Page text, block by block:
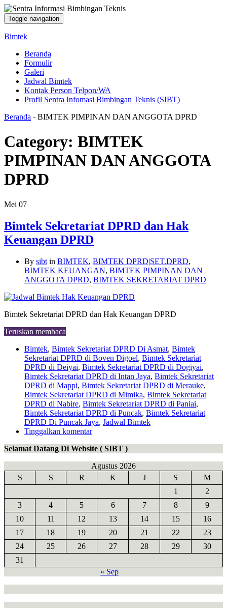
Toggle navigation
Bimtek
Beranda
Formulir
Galeri
Jadwal Bimtek
Kontak Person Telpon/WA
Profil Sentra Infomasi Bimbingan Teknis (SIBT)
Beranda - BIMTEK PIMPINAN DAN ANGGOTA DPRD
Category: BIMTEK
PIMPINAN DAN ANGGOTA
DPRD
Mei 07
Bimtek Sekretariat DPRD dan Hak
Keuangan DPRD
By sibt in BIMTEK, BIMTEK DPRD|SET.DPRD,
BIMTEK KEUANGAN, BIMTEK PIMPINAN DAN
ANGGOTA DPRD, BIMTEK SEKRETARIAT DPRD
Bimtek Sekretariat DPRD dan Hak Keuangan DPRD
Teruskan membaca
Bimtek, Bimtek Sekretariat DPRD Di Asmat, Bimtek
Sekretariat DPRD di Boven Digoel, Bimtek Sekretariat
DPRD di Deiyai, Bimtek Sekretariat DPRD di Dogiyai,
Bimtek Sekretariat DPRD di Intan Jaya, Bimtek Sekretariat
DPRD di Mappi, Bimtek Sekretariat DPRD di Merauke,
Bimtek Sekretariat DPRD di Mimika, Bimtek Sekretariat
DPRD di Nabire, Bimtek Sekretariat DPRD di Paniai,
Bimtek Sekretariat DPRD di Puncak, Bimtek Sekretariat
DPRD Di Puncak Jaya, Jadwal Bimtek
Tinggalkan komentar
Selamat Datang Di Website ( SIBT )
Agustus 2026
S
S R K J S
M
1
2
3
4 5 6 7 8
9
10
11 12 13 14 15
16
17
18 19 20 21 22
23
24
25 26 27 28 29
30
31
« Sep